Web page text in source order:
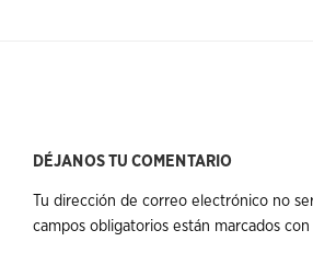
DÉJANOS TU COMENTARIO
Tu dirección de correo electrónico no
campos obligatorios están marcados con